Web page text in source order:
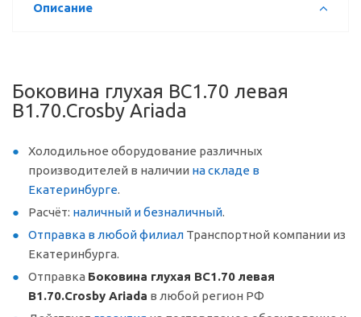
Описание
Боковина глухая ВС1.70 левая
В1.70.Crosby Ariada
Холодильное оборудование различных
производителей в наличии на складе в
Екатеринбурге.
Расчёт: наличный и безналичный.
Отправка в любой филиал Транспортной компании из
Екатеринбурга.
Отправка Боковина глухая ВС1.70 левая
В1.70.Crosby Ariada в любой регион РФ